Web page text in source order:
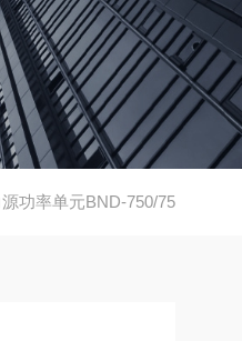
功率单元BND-750/75